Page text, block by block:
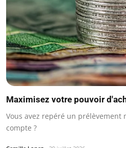
Maximisez votre pouvoir
Vous avez repéré un prélèvement
compte ?